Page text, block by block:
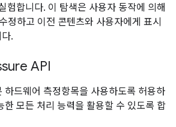
험합니다. 이 탐색은 사용자 동작에 의해
정하고 이전 콘텐츠와 사용자에게 표시
.
API
하드웨어 측정항목을 사용하도록 허용하
한 모든 처리 능력을 활용할 수 있도록 합